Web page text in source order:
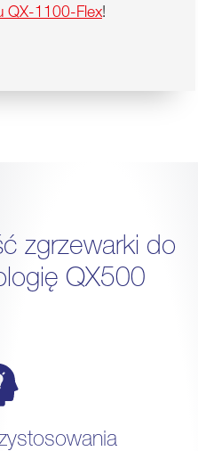
QX-1100-Flex!
zgrzewarki do
QX500